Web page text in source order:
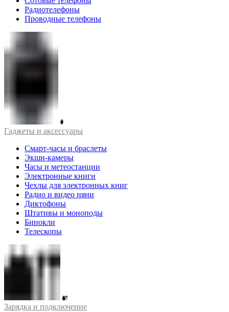
Радиотелефоны
Проводные телефоны
Гаджеты и аксессуары
Смарт-часы и браслеты
Экшн-камеры
Часы и метеостанции
Электронные книги
Чехлы для электронных книг
Радио и видео няни
Диктофоны
Штативы и моноподы
Бинокли
Телескопы
Зарядка и подключение